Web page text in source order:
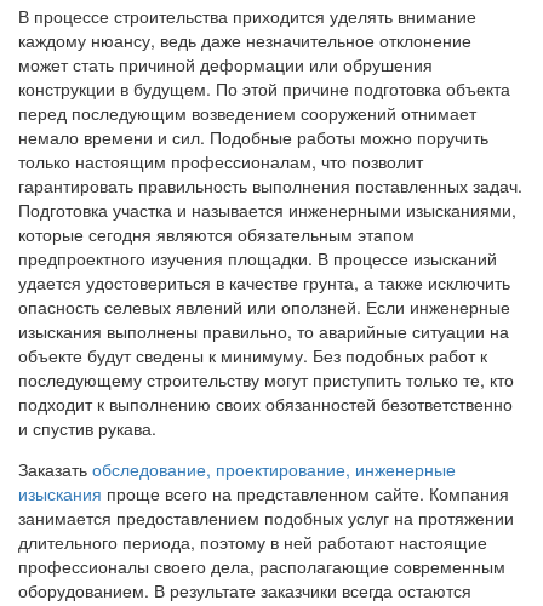
В процессе строительства приходится уделять внимание
каждому нюансу, ведь даже незначительное отклонение
может стать причиной деформации или обрушения
конструкции в будущем. По этой причине подготовка объекта
перед последующим возведением сооружений отнимает
немало времени и сил. Подобные работы можно поручить
только настоящим профессионалам, что позволит
гарантировать правильность выполнения поставленных задач.
Подготовка участка и называется инженерными изысканиями,
которые сегодня являются обязательным этапом
предпроектного изучения площадки. В процессе изысканий
удается удостовериться в качестве грунта, а также исключить
опасность селевых явлений или оползней. Если инженерные
изыскания выполнены правильно, то аварийные ситуации на
объекте будут сведены к минимуму. Без подобных работ к
последующему строительству могут приступить только те, кто
подходит к выполнению своих обязанностей безответственно
и спустив рукава.
Заказать обследование, проектирование, инженерные
изыскания проще всего на представленном сайте. Компания
занимается предоставлением подобных услуг на протяжении
длительного периода, поэтому в ней работают настоящие
профессионалы своего дела, располагающие современным
оборудованием. В результате заказчики всегда остаются